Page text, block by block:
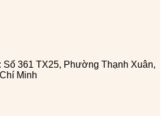
Số 361 TX25, Phường Thạnh Xuân,
Minh